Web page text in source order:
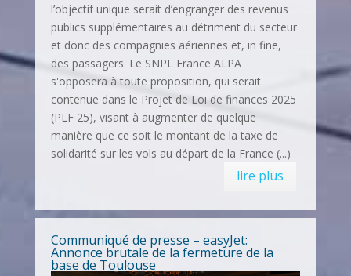
l’objectif unique serait d’engranger des revenus
publics supplémentaires au détriment du secteur
et donc des compagnies aériennes et, in fine,
des passagers. Le SNPL France ALPA
s'opposera à toute proposition, qui serait
contenue dans le Projet de Loi de finances 2025
(PLF 25), visant à augmenter de quelque
manière que ce soit le montant de la taxe de
solidarité sur les vols au départ de la France (...)
lire plus
Communiqué de presse – easyJet:
Annonce brutale de la fermeture de la
base de Toulouse